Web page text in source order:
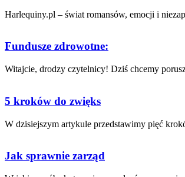
Harlequiny.pl – świat romansów, emocji i
Fundusze zdrowotne:
Witajcie,⁢ drodzy‍ czytelnicy! ​Dziś chcemy⁣
5 kroków do zwięks
W ⁤dzisiejszym ⁣artykule przedstawimy pięć
Jak sprawnie zarząd